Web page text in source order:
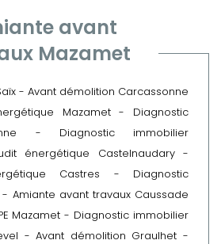
avant
Mazamet
- Avant démolition Carcassonne
Mazamet- Diagnostic
- Diagnostic immobilier
énergétique Castelnaudary-
Castres - Diagnostic
- Amiante avant travaux Caussade
Mazamet - Diagnostic immobilier
-Avant démolition Graulhet -